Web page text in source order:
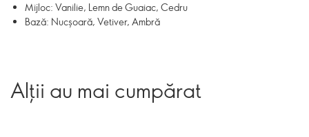
Mijloc: Vanilie, Lemn de Guaiac, Cedru
Bază: Nucșoară, Vetiver, Ambră
Alții au mai cumpărat